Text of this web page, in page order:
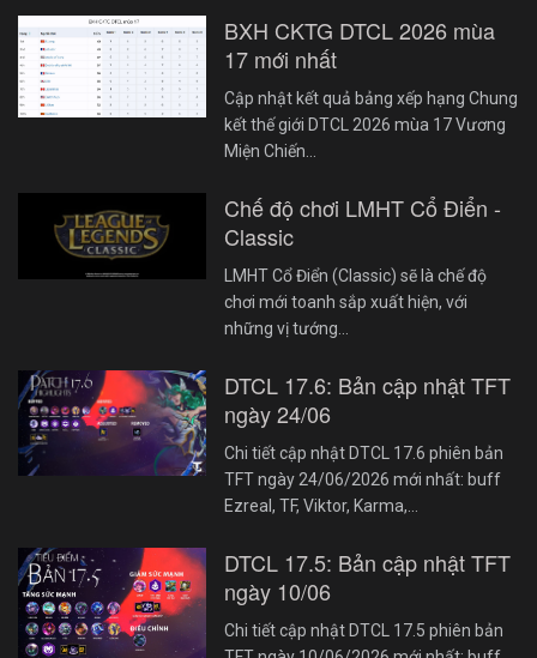
BXH CKTG DTCL 2026 mùa
17 mới nhất
Cập nhật kết quả bảng xếp hạng Chung
kết thế giới DTCL 2026 mùa 17 Vương
Miện Chiến…
Chế độ chơi LMHT Cổ Điển -
Classic
LMHT Cổ Điển (Classic) sẽ là chế độ
chơi mới toanh sắp xuất hiện, với
những vị tướng…
DTCL 17.6: Bản cập nhật TFT
ngày 24/06
Chi tiết cập nhật DTCL 17.6 phiên bản
TFT ngày 24/06/2026 mới nhất: buff
Ezreal, TF, Viktor, Karma,…
DTCL 17.5: Bản cập nhật TFT
ngày 10/06
Chi tiết cập nhật DTCL 17.5 phiên bản